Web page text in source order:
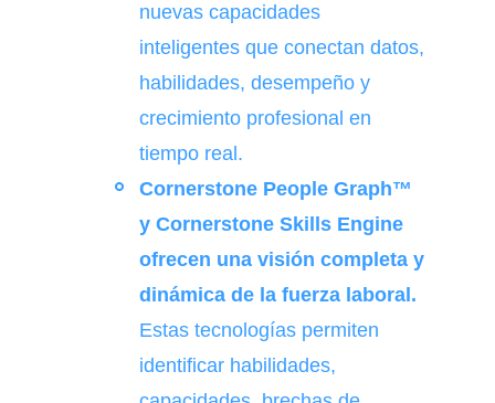
nuevas capacidades
inteligentes que conectan datos,
habilidades, desempeño y
crecimiento profesional en
tiempo real.
Cornerstone People Graph™
y Cornerstone Skills Engine
ofrecen una visión completa y
dinámica de la fuerza laboral.
Estas tecnologías permiten
identificar habilidades,